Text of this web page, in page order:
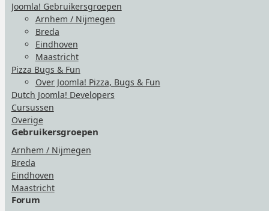
Joomla! Gebruikersgroepen
Arnhem / Nijmegen
Breda
Eindhoven
Maastricht
Pizza Bugs & Fun
Over Joomla! Pizza, Bugs & Fun
Dutch Joomla! Developers
Cursussen
Overige
Gebruikersgroepen
Arnhem / Nijmegen
Breda
Eindhoven
Maastricht
Forum